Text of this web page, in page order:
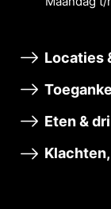
Locaties
Eten &